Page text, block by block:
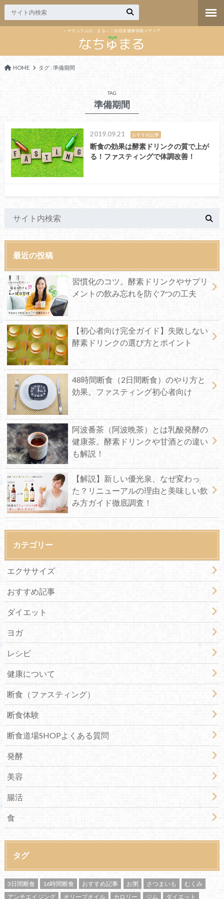
～ナチュラルが、まる～｜自然派健康情報メディア
HOME タグ : 準備期間
TAG
準備期間
2019.09.21 おすすめ記事
断食の効果は酵素ドリンクの質で上が
る！ファスティングで体調改善！
最近の投稿
習慣化のコツ。酵素ドリンクやサプリ
メントの飲み忘れを防ぐ7つの工夫
【初心者向け完全ガイド】失敗しない
酵素ドリンクの選び方とポイント
48時間断食（2日間断食）のやり方と
効果。ファスティング初心者向け
阿波番茶（阿波晩茶）とは乳酸発酵の
健康茶。酵素ドリンクや甘酒との違い
も解説！
【解説】新しい優光泉、なぜ変わっ
た？リニューアルの理由と美味しい飲
み方ガイド徹底調査！
カテゴリー
エクササイズ
おすすめ記事
ダイエット
ヨガ
レシピ
健康について
断食（ファスティング）
断食体験
断食道場SHOPよくある質問
発酵
美容
腸活
食
タグ
3日間断食 16時間断食 おすすめ記事 お粥 さつまいも
むくみ
アンチエイジング
オリーブオイル カロリー ジム ダイエット